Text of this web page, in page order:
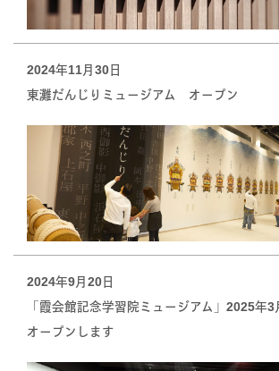
2024年11月30日
東灘だんじりミュージアム オープン
2024年9月20日
「霞会館記念学習院ミュージアム」2025年
オープンします